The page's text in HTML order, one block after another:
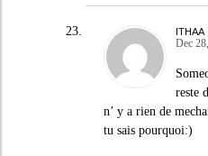
ITHAA
Dec
reste
n’ y a rien de
tu sais pourquoi:)